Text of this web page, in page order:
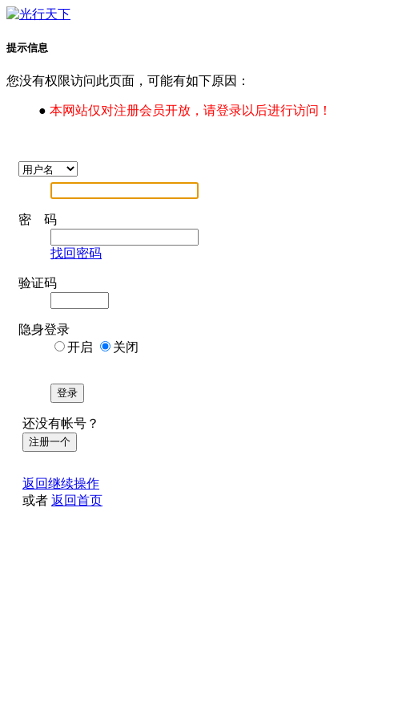
提示信息
您没有权限访问此页面，可能有如下原因：
● 本网站仅对注册会员开放，请登录以后进行访问！
密 码
找回密码
验证码
隐身登录
开启
关闭
登录
还没有帐号？
注册一个
返回继续操作
或者 返回首页